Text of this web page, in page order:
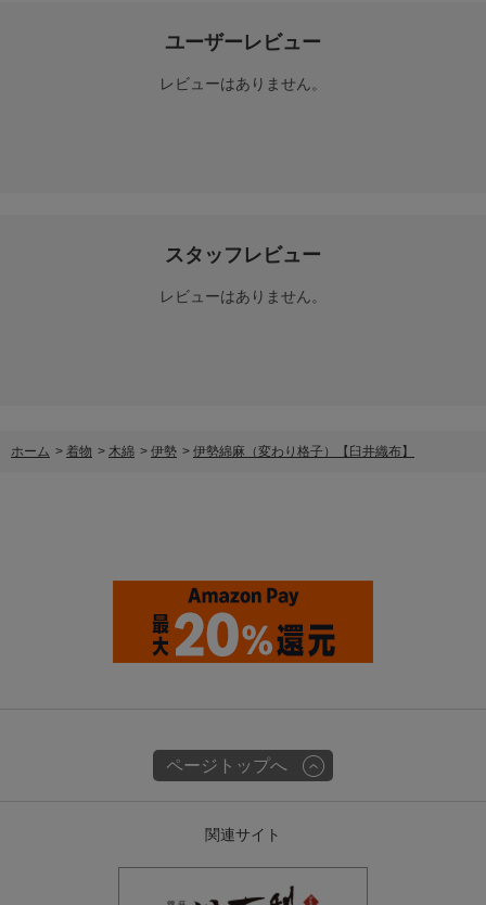
ユーザーレビュー
レビューはありません。
スタッフレビュー
レビューはありません。
ホーム > 着物 > 木綿 > 伊勢 > 伊勢綿麻（変わり格子）【臼井織布】
ページトップへ
関連サイト